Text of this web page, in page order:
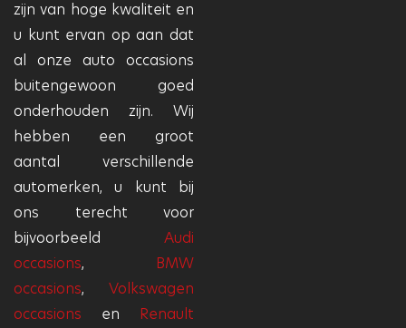
zijn van hoge kwaliteit en
u kunt ervan op aan dat
al onze auto occasions
buitengewoon goed
onderhouden zijn. Wij
hebben een groot
aantal verschillende
automerken, u kunt bij
ons terecht voor
bijvoorbeeld Audi
occasions, BMW
occasions, Volkswagen
occasions en Renault